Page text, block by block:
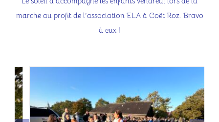
marche au profit de l’association ELA à Coët Roz. Bravo
à eux !